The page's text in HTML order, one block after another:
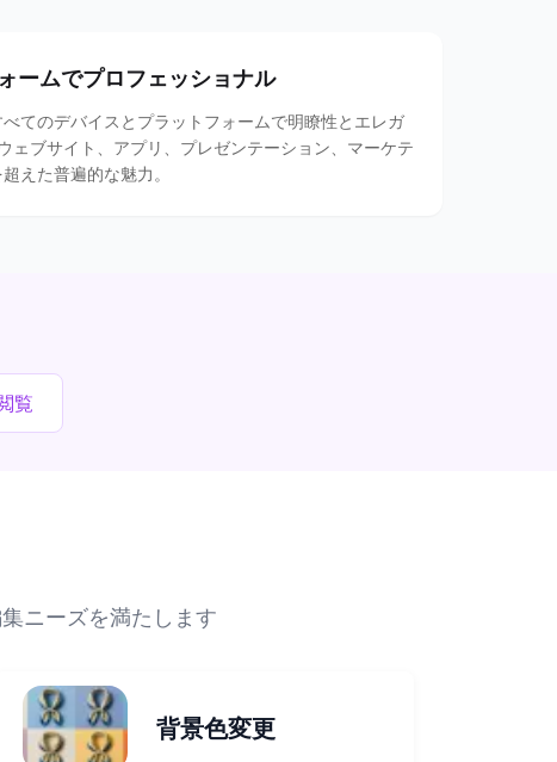
ームでプロフェッショナル
てのデバイスとプラットフォームで明瞭性とエレガ
ェブサイト、アプリ、プレゼンテーション、マーケテ
えた普遍的な魅力。
覧
ニーズを満たします
背景色変更